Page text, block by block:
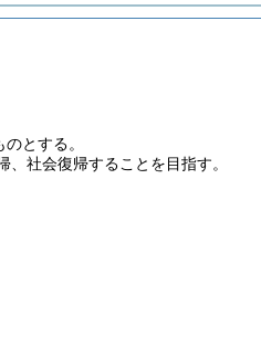
とする。
社会復帰することを目指す。